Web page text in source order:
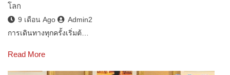
โลก
9 เดือน Ago
Admin2
การเดินทางทุกครั้งเริ่มต้…
Read More